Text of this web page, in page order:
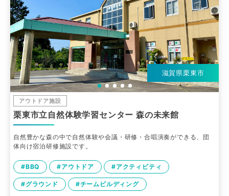
滋賀県栗東市
アウトドア施設
栗東市立自然体験学習センター 森の未来館
自然豊かな森の中で自然体験や会議・研修・合唱演奏ができる、団
体向け宿泊研修施設です。
#BBQ #アウトドア #アクティビティ
#グラウンド #チームビルディング